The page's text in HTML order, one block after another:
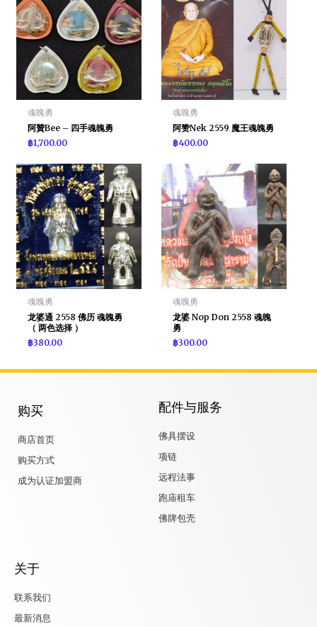
魂魄勇
阿贊Bee – 四手魂魄勇
฿1,700.00
魂魄勇
阿赞Nek 2559 魔王魂魄勇
฿400.00
魂魄勇
龙婆通 2558 佛历 魂魄勇
（ 两色选择 ）
฿380.00
魂魄勇
龙婆 Nop Don 2558 魂魄
勇
฿300.00
购买
商店首页
购买方式
成为认证加盟商
配件与服务
佛具摆设
项链
远程法事
跑庙租车
佛牌包壳
关于
联系我们
最新消息